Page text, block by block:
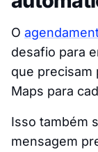
O
desafio para
que precisam
Maps para
Isso também
mensagem